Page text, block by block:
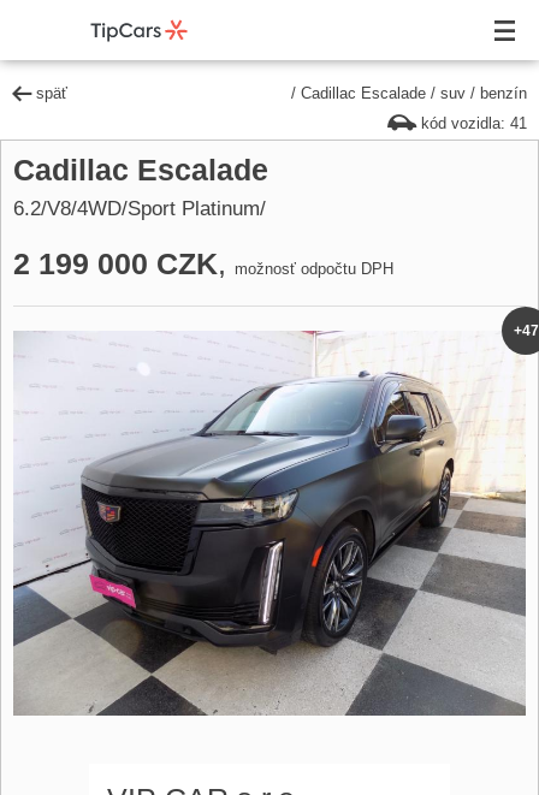
späť / Cadillac Escalade / suv / benzín
kód vozidla: 41
Cadillac Escalade
6.2/V8/4WD/Sport Platinum/
2 199 000 CZK, možnosť odpočtu DPH
+47